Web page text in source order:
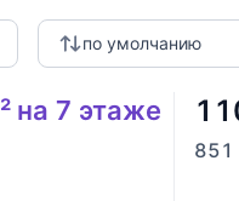
по умолчанию
на 7 этаже
851